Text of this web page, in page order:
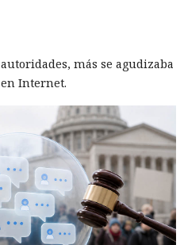
más se agudizaba
Internet.